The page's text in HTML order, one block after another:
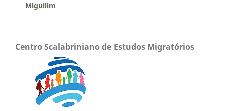
Miguilim
Centro Scalabriniano de Estudos Migratórios